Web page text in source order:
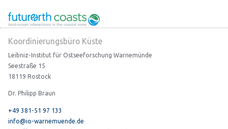
Koordinierungsbüro Küste
Leibniz-Institut für Ostseeforschung Warnemünde
Seestraße 15
18119 Rostock
Dr. Philipp Braun
+49 381-51 97 133
info@io-warnemuende.de